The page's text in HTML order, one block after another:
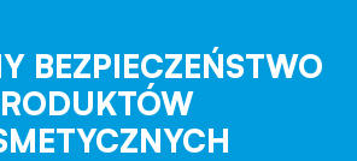
BEZPIECZEŃSTWO